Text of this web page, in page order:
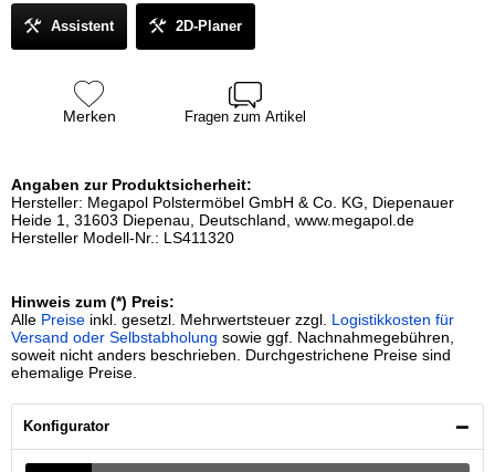
Assistent 2D-Planer
Merken Fragen zum Artikel
Angaben zur Produktsicherheit:
Hersteller: Megapol Polstermöbel GmbH & Co. KG, Diepenauer
Heide 1, 31603 Diepenau, Deutschland, www.megapol.de
Hersteller Modell-Nr.: LS411320
Hinweis zum (*) Preis:
Alle Preise inkl. gesetzl. Mehrwertsteuer zzgl. Logistikkosten für
Versand oder Selbstabholung sowie ggf. Nachnahmegebühren,
soweit nicht anders beschrieben. Durchgestrichene Preise sind
ehemalige Preise.
Konfigurator